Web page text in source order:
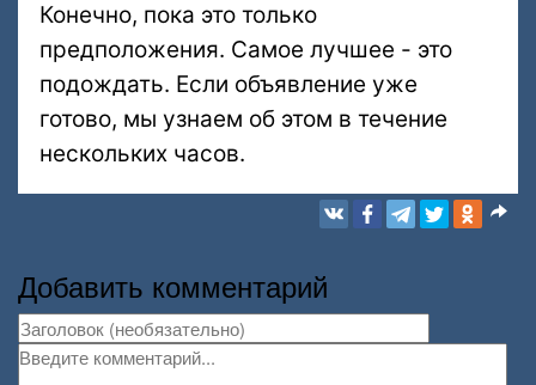
Конечно, пока это только
предположения. Самое лучшее - это
подождать. Если объявление уже
готово, мы узнаем об этом в течение
нескольких часов.
Добавить комментарий